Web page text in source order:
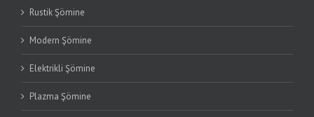
Rustik Şömine
Modern Şömine
Elektrikli Şömine
Plazma Şömine